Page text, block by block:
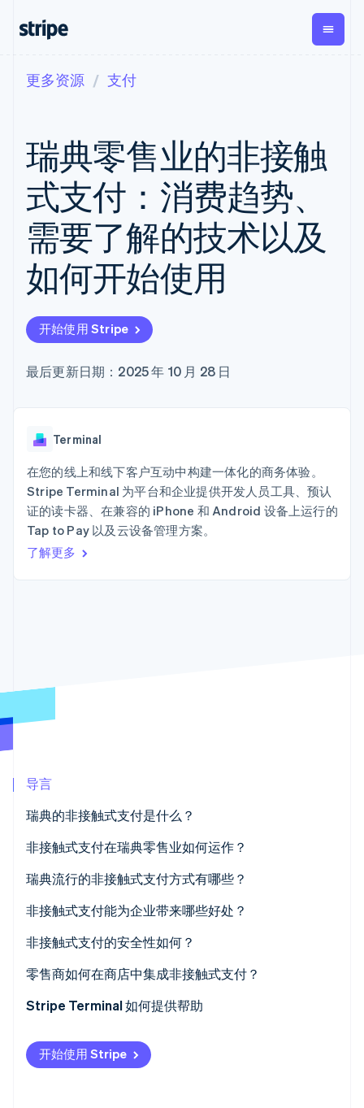
支付
在线支付
Payment links
无代码支付
Checkout
预构建支付界
面
Elements
灵活的 UI 组件
Payment
methods
付方式
Terminal
Authorization
Boost
化
加速结账
经常性收入
Metronome
按用量计费
Subscriptions
订阅管理
Invoicing
一次性或定期
账单
Tax
销售税和增值
Revenue
Recognition
Stripe Sigma
自定义报告
数据同步
Global
Payouts
向第三
方打款
Crypto
钱包、
稳定币
更多
Product roadmap
了解未来规划
欺诈防范
按企业阶段
按应用场景
智能体商务
加密货币
电子商务
嵌入式金融
财务自动化
应用内支付
交易市场
资金管理
SaaS
AI 企业
创作者经济
游戏
酒店、旅游与休闲
保险
专业服务
文档
库与 SDK
Stripe Apps
指南
接受线上付款
实施预置结账流程
构建平台或交易市场
提供按用量计费
发行稳定币支持的支付卡
通过智能体配置和管理服
代码示例
开发者博客
API 状态
学习
指南
支持
获取支持
托管支持方案
专业服务
公司
产品路线图
联系
联系销售
成为合作伙伴
更多资源 支付
瑞典零售业的非接触
式支付：消费趋势、
需要了解的技术以及
如何开始使用
开始使用 Stripe
最后更新日期：2025 年 10 月 28 日
Terminal
在您的线上和线下客户互动中构建一体化的商务体验。
Stripe Terminal 为平台和企业提供开发人员工具、预认
证的读卡器、在兼容的 iPhone 和 Android 设备上运行的
Tap to Pay 以及云设备管理方案。
了解更多
导言
瑞典的非接触式支付是什么？
非接触式支付在瑞典零售业如何运作？
瑞典流行的非接触式支付方式有哪些？
非接触式卡
数字钱包
Swish 支付
非接触式支付能为企业带来哪些好处？
速度和吞吐量
降低柜台交易阻力
减少现金处理和风险
前台更整洁
数据更完善，运营更高效
非接触式支付的安全性如何？
零售商如何在商店中集成非接触式支付？
Stripe Terminal 如何提供帮助
开始使用 Stripe